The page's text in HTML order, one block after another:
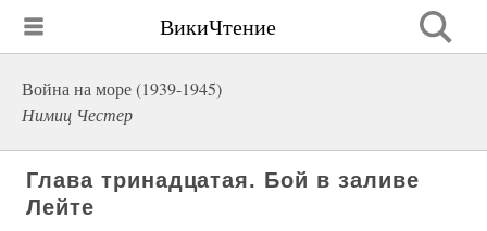
ВикиЧтение
Война на море (1939-1945)
Нимиц Честер
Глава тринадцатая. Бой в заливе
Лейте